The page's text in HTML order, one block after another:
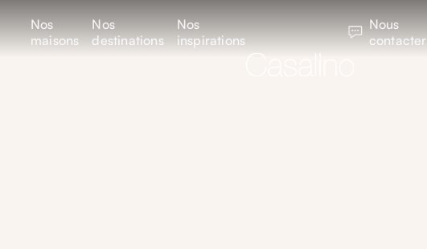
Nos
maisons
Nos
destinations
Nos
inspirations
Nous
contacter